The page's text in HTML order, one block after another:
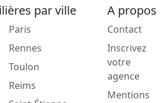
par ville
Paris
Rennes
Toulon
Reims
A propos
Contact
Inscrivez
votre
agence
Mentions